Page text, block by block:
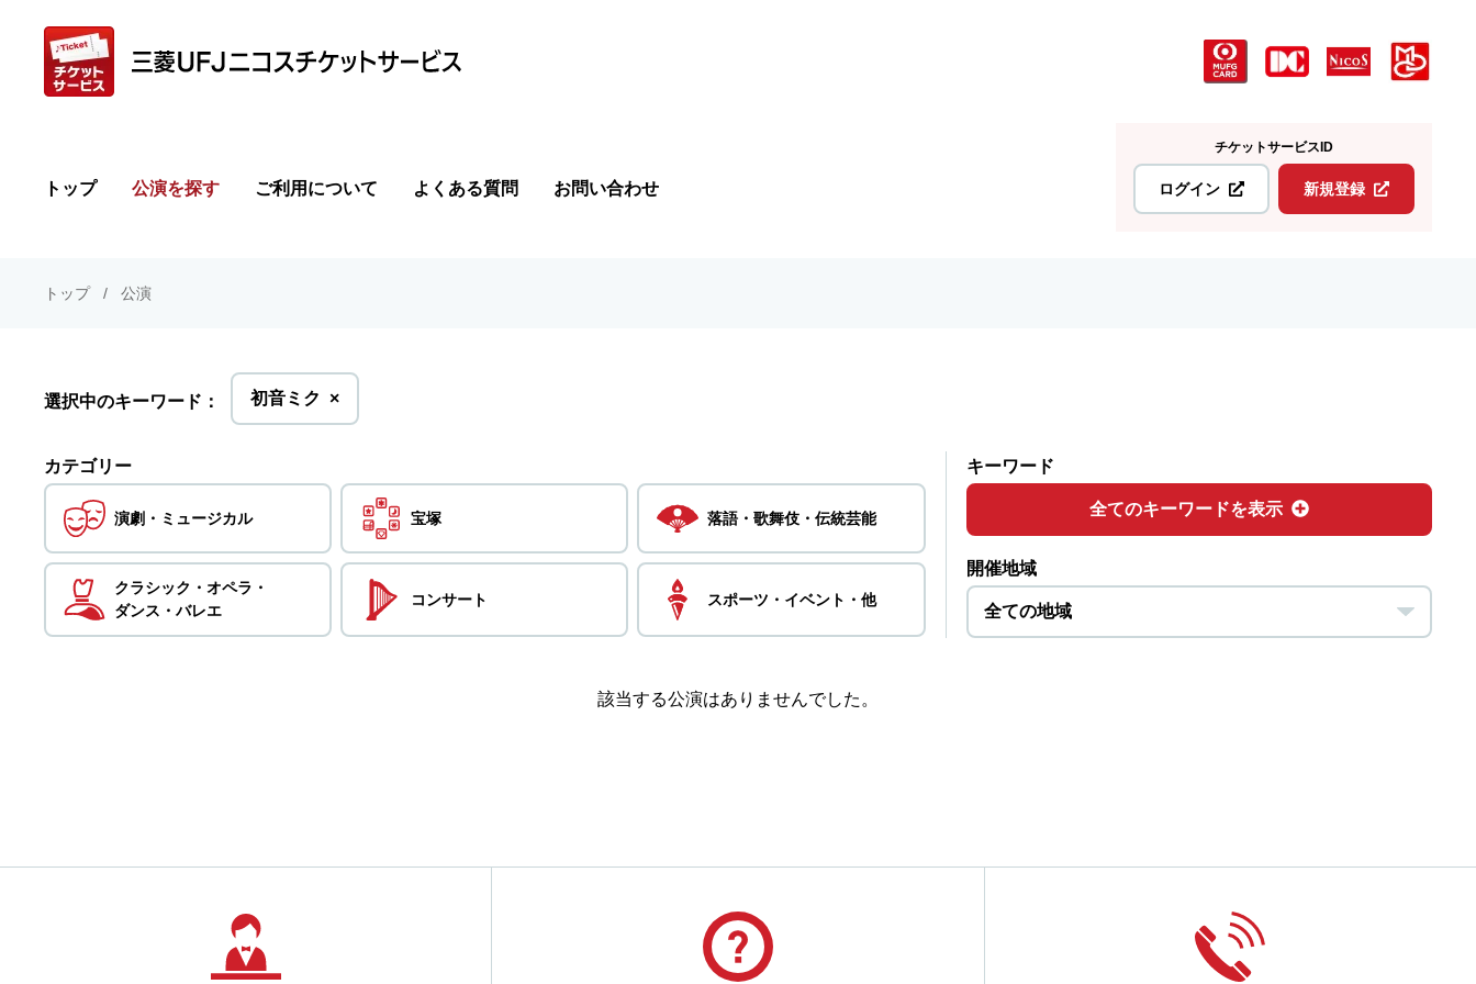
トップ 公演を探す ご利用について よくある質問 お問い合わせ
チケットサービスID
ログイン 新規登録
トップ 公演
選択中のキーワード： 初音ミク を
削
×
カテゴリー
演劇・ ミュージカル 宝塚 落語・歌舞伎・伝統芸能
クラシック・ オペラ・
ダンス・ バレエ
コンサート スポーツ・ イベント・他
開催地域
キーワード
全てのキーワードを表示
該当する公演はありませんでした。